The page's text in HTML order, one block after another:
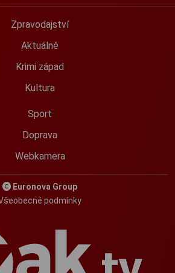
Zpravodajství
Aktuálně
Krimi západ
Kultura
Sport
Doprava
Webkamera
Euronova Group
podmínky